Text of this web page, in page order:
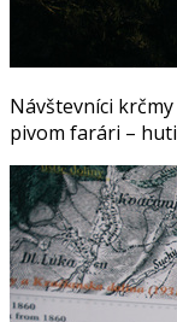
Návštevníci
pivom farári –